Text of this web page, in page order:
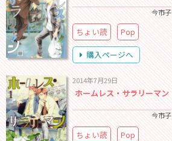
今市子
ちょい読
Pop
購入ページへ
2014年7月29日
ホームレス・サラリーマン
今市子
ちょい読
Pop